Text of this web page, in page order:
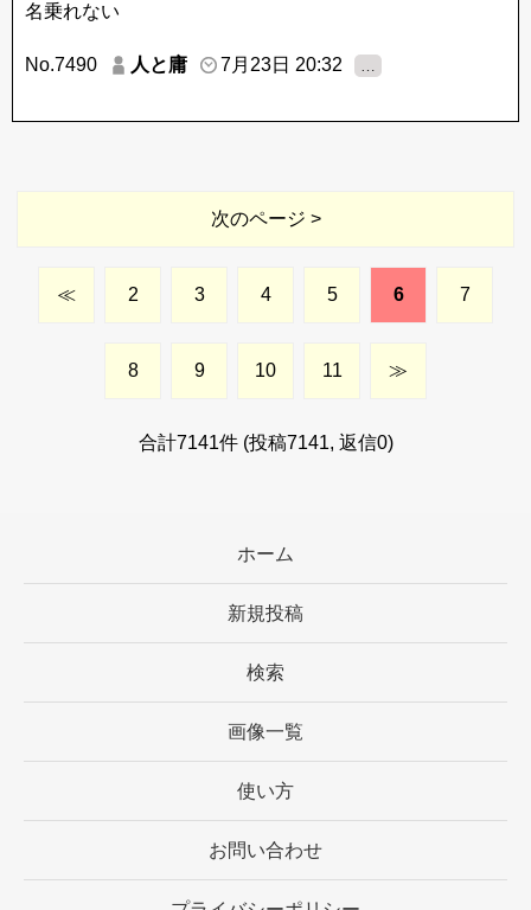
名乗れない
No.7490 人と庸 7月23日 20:32
次のページ >
≪ 2 3 4 5 6 7
8 9 10 11 ≫
合計7141件 (投稿7141, 返信0)
ホーム
新規投稿
検索
画像一覧
使い方
お問い合わせ